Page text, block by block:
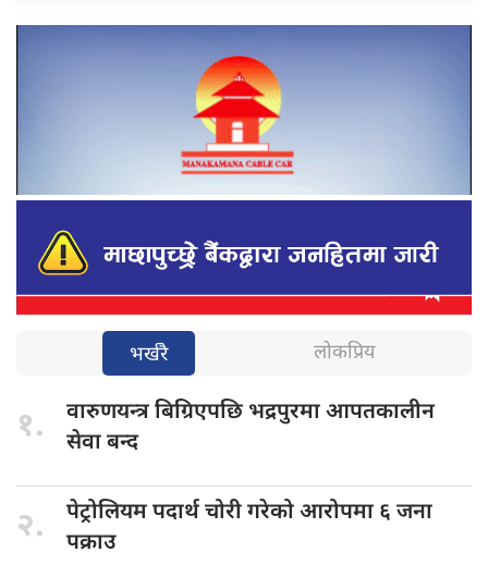
भर्खरै लोकप्रिय
१. वारुणयन्त्र बिग्रिएपछि भद्रपुरमा आपतकालीन
सेवा बन्द
२. पेट्रोलियम पदार्थचोरी गरेको आरोपमा ६ जना
पक्राउ